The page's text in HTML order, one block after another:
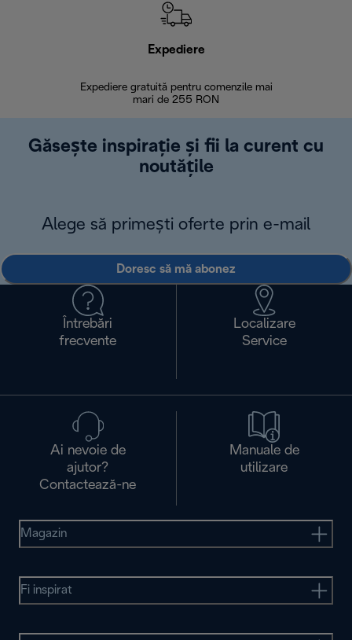
Expediere
Expediere gratuită pentru comenzile mai
mari de 255 RON
Găsește inspirație și fii la curent cu
noutățile
Alege să primești oferte prin e-mail
Doresc să mă abonez
Întrebări
frecvente
Localizare
Service
Ai nevoie de
ajutor?
Contactează-ne
Manuale de
utilizare
Magazin
Fi inspirat